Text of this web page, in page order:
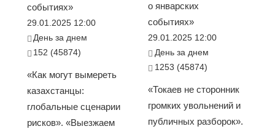
событиях»
29.01.2025 12:00
День за днем
152 (45874)
«Как могут вымереть
казахстанцы:
глобальные сценарии
рисков». «Выезжаем
о январских
событиях»
29.01.2025 12:00
День за днем
1253 (45874)
«Токаев не сторонник
громких увольнений и
публичных разборок».